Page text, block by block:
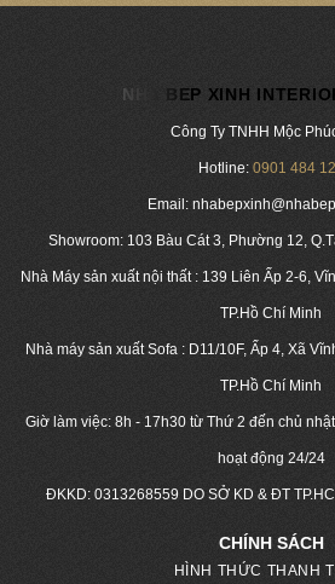
NHA BEP XINH
Công Ty TNHH Mộc
Hotline: 0901 484
Email:
Showroom: 103 Bàu Cát 3, Phường 12,
Nhà Máy sản xuất nội thất : 139 Liên Ấp 2-6,
TP.Hồ Chí Minh
Nhà máy sản xuất Sofa : D11/10F, Ấp 4, Xã
TP.Hồ Chí Minh
Giờ làm việc: 8h - 17h30 từ Thứ 2 đến chủ
hoạt động 24/24
ĐKKD: 0313268559 DO SỞ KD & ĐT
CHÍNH SÁCH
HÌNH THỨC THANH